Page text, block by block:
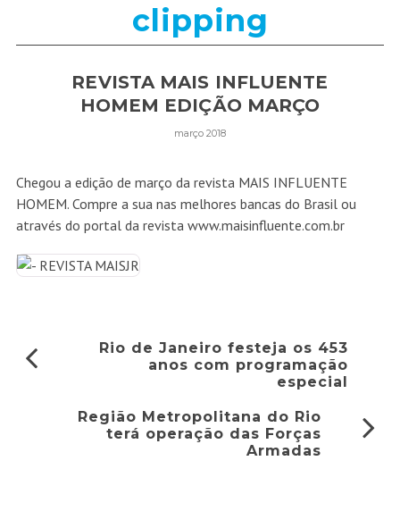
clipping
REVISTA MAIS INFLUENTE
HOMEM EDIÇÃO MARÇO
março 2018
Chegou a edição de março da revista MAIS INFLUENTE
HOMEM. Compre a sua nas melhores bancas do Brasil ou
através do portal da revista www.maisinfluente.com.br
Rio de Janeiro festeja os 453
anos com programação
especial
Região Metropolitana do Rio
terá operação das Forças
Armadas